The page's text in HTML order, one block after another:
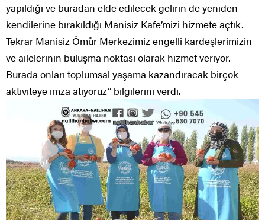
yapıldığı ve buradan elde edilecek gelirin de yeniden
kendilerine bırakıldığı Manisiz Kafe’mizi hizmete açtık.
Tekrar Manisiz Ömür Merkezimiz engelli kardeşlerimizin
ve ailelerinin buluşma noktası olarak hizmet veriyor.
Burada onları toplumsal yaşama kazandıracak birçok
aktiviteye imza atıyoruz” bilgilerini verdi.